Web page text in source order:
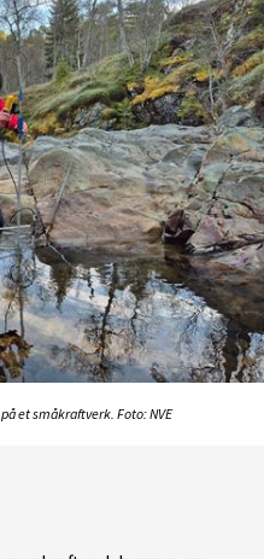
et småkraftverk. Foto: NVE